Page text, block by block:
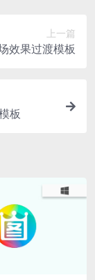
上一篇
效果过渡模板
板